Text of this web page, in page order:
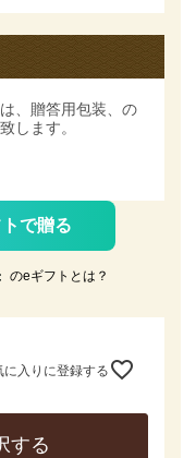
、 贈答用包装、の
します。
で贈る
のeギフトとは？
に入りに登録する
する